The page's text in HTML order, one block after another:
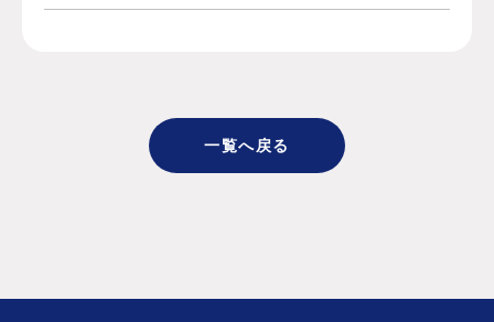
一覧へ戻る